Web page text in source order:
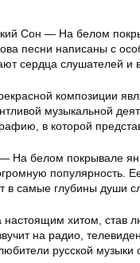
Сон — На белом
песни написаны с
сердца слушателей
композиции
музыкальной
в которой
На белом покрывале
популярность.
в самые глубины души
настоящим хитом, став
на радио,
русской